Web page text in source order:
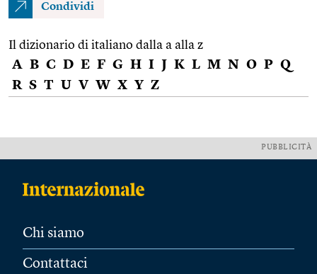
Condividi
Il dizionario di italiano dalla a alla z
A B C D E F G H I J K L M N O P Q
R S T U V W X Y Z
PUBBLICITÀ
Chi siamo
Contattaci